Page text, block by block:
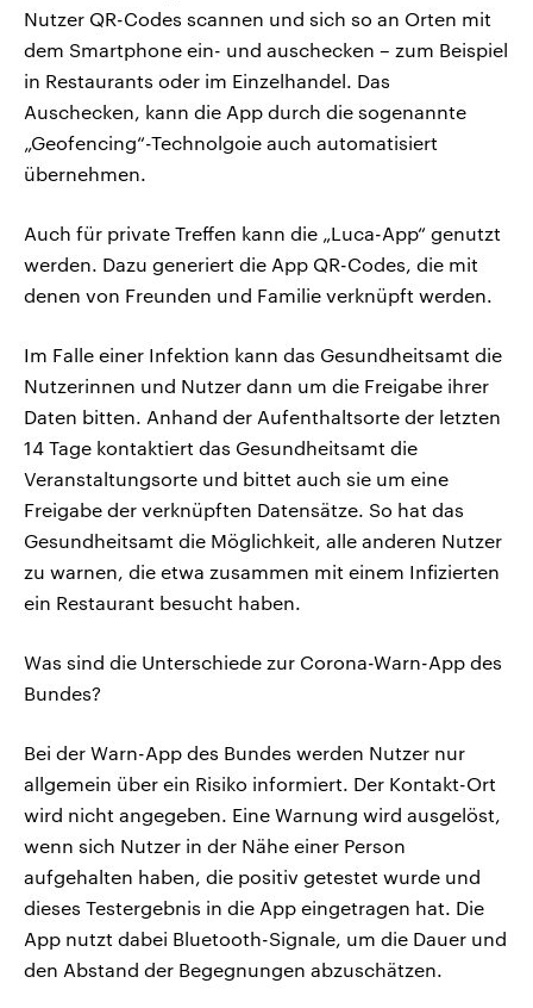
Nutzer QR-Codes scannen und sich so an Orten mit
dem Smartphone ein- und auschecken – zum Beispiel
in Restaurants oder im Einzelhandel. Das
Auschecken, kann die App durch die sogenannte
„Geofencing“-Technolgoie auch automatisiert
übernehmen.
Auch für private Treffen kann die „Luca-App“ genutzt
werden. Dazu generiert die App QR-Codes, die mit
denen von Freunden und Familie verknüpft werden.
Im Falle einer Infektion kann das Gesundheitsamt die
Nutzerinnen und Nutzer dann um die Freigabe ihrer
Daten bitten. Anhand der Aufenthaltsorte der letzten
14 Tage kontaktiert das Gesundheitsamt die
Veranstaltungsorte und bittet auch sie um eine
Freigabe der verknüpften Datensätze. So hat das
Gesundheitsamt die Möglichkeit, alle anderen Nutzer
zu warnen, die etwa zusammen mit einem Infizierten
ein Restaurant besucht haben.
Was sind die Unterschiede zur Corona-Warn-App des
Bundes?
Bei der Warn-App des Bundes werden Nutzer nur
allgemein über ein Risiko informiert. Der Kontakt-Ort
wird nicht angegeben. Eine Warnung wird ausgelöst,
wenn sich Nutzer in der Nähe einer Person
aufgehalten haben, die positiv getestet wurde und
dieses Testergebnis in die App eingetragen hat. Die
App nutzt dabei Bluetooth-Signale, um die Dauer und
den Abstand der Begegnungen abzuschätzen.